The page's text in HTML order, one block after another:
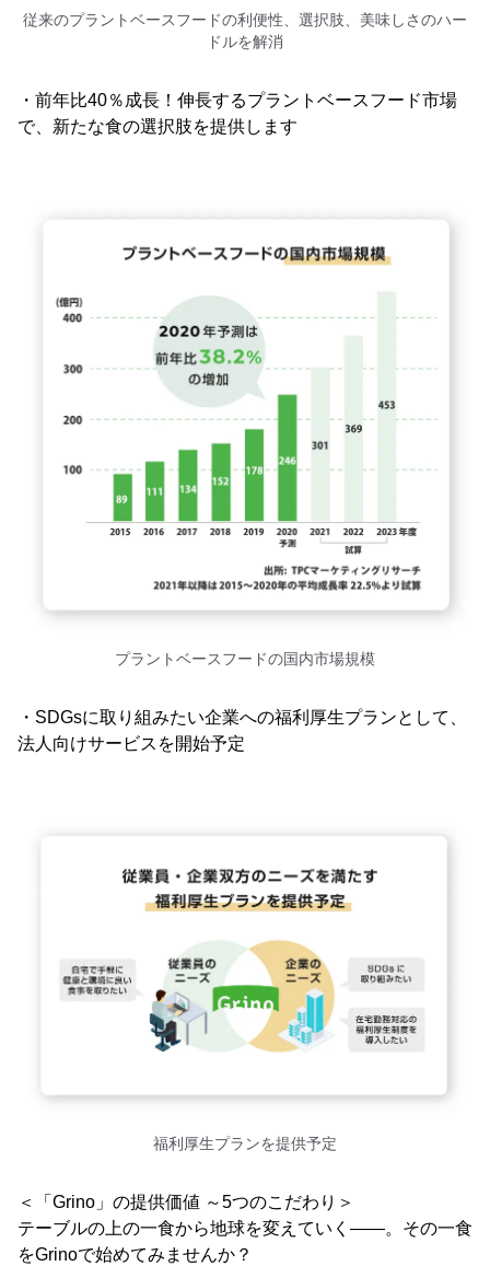
従来のプラントベースフードの利便性、選択肢、美味しさのハー
ドルを解消
・前年比40％成長！伸長するプラントベースフード市場
で、新たな食の選択肢を提供します
プラントベースフードの国内市場規模
・SDGsに取り組みたい企業への福利厚生プランとして、
法人向けサービスを開始予定
福利厚生プランを提供予定
＜「Grino」の提供価値 ～5つのこだわり＞
テーブルの上の一食から地球を変えていく――。その一食
をGrinoで始めてみませんか？